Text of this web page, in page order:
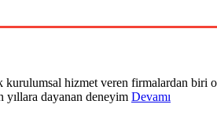
hizmet veren firmalardan biri
yıllara dayanan deneyim Devamı